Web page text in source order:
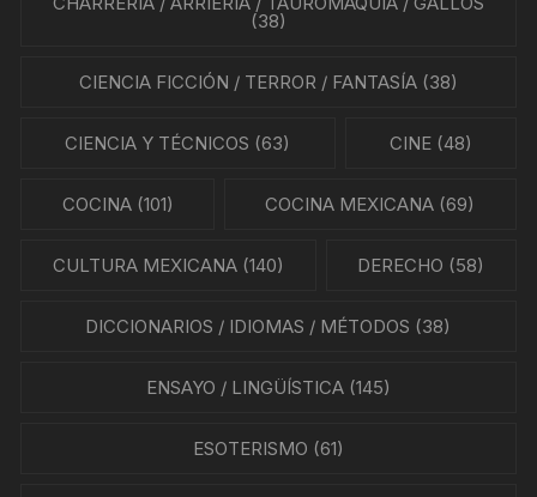
(38)
CIENCIA FICCIÓN / TERROR / FANTASÍA(38)
CIENCIA Y TÉCNICOS (63) CINE(48)
COCINA(101) COCINA MEXICANA (69)
CULTURA MEXICANA(140) DERECHO (58)
DICCIONARIOS / IDIOMAS / MÉTODOS (38)
ENSAYO / LINGÜÍSTICA(145)
ESOTERISMO (61)